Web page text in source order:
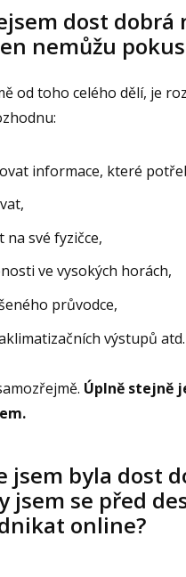
dost dobrá
nemůžu
od toho celého dělí, je
informace, které
na své fyzičce,
ve vysokých horách,
průvodce,
výstupů atd.
Úplně stejně
jsem byla dost
jsem se před
online?